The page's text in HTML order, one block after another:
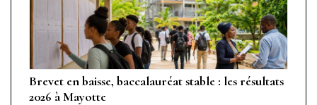
Brevet en baisse, baccalauréat stable : les résultats
2026 à Mayotte